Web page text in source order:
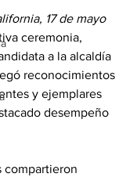
17 de mayo
ceremonia,
a la alcaldía
reconocimientos
y ejemplares
desempeño
compartieron